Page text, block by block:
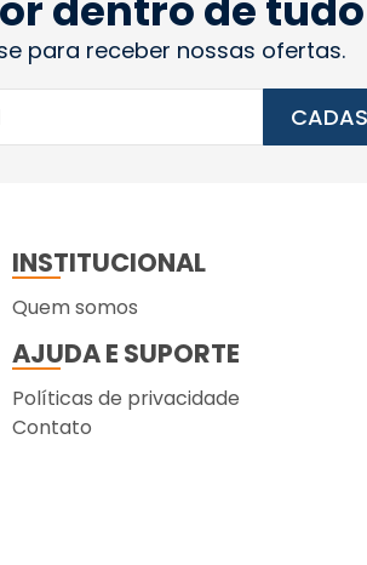
para receber nossas ofertas.
INSTITUCIONAL
Quem somos
AJUDA E SUPORTE
Políticas de privacidade
Contato